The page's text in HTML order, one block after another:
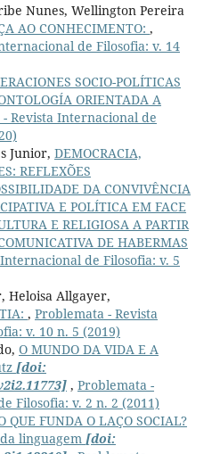
Nunes, Wellington Pereira
AO CONHECIMENTO: ,
de Filosofia: v. 14
SOCIO-POLÍTICAS
ORIENTADA A
Revista Internacional de
Junior, DEMOCRACIA,
REFLEXÕES
DA CONVIVÊNCIA
E POLÍTICA EM FACE
E RELIGIOSA A PARTIR
DE HABERMAS
de Filosofia: v. 5
Heloisa Allgayer,
, Problemata - Revista
v. 10 n. 5 (2019)
O MUNDO DA VIDA E A
[doi:
, Problemata -
Filosofia: v. 2 n. 2 (2011)
QUE FUNDA O LAÇO SOCIAL?
linguagem [doi: